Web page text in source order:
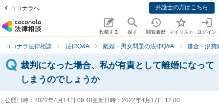
ココナラへ 弁護士の方はこちら
投稿する 探す 閲覧履歴 マイリスト ログイン
ココナラ法律相談 法律Q&A 離婚・男女問題の法律Q&A 借金・浪費
裁判になった場合、私が有責として離婚になって
しまうのでしょうか
公開日時： 2022年4月14日 09:48更新日時： 2022年4月17日 12:00